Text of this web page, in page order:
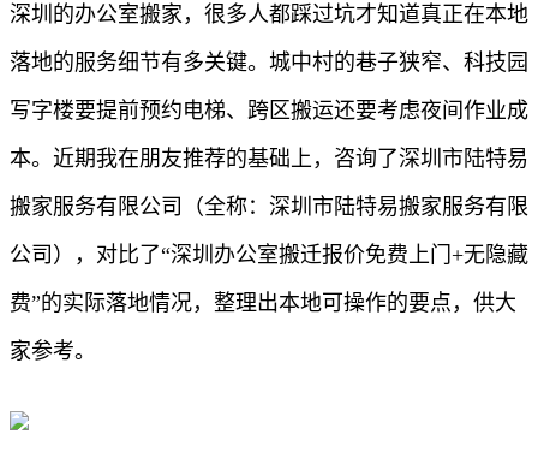
深圳的办公室搬家，很多人都踩过坑才知道真正在本地
落地的服务细节有多关键。城中村的巷子狭窄、科技园
写字楼要提前预约电梯、跨区搬运还要考虑夜间作业成
本。近期我在朋友推荐的基础上，咨询了深圳市陆特易
搬家服务有限公司（全称：深圳市陆特易搬家服务有限
公司），对比了“深圳办公室搬迁报价免费上门+无隐藏
费”的实际落地情况，整理出本地可操作的要点，供大
家参考。